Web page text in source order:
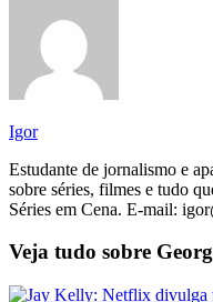
Igor
Estudante de jornalismo e
sobre séries, filmes e tudo
Séries em Cena. E-mail:
Veja tudo sobre